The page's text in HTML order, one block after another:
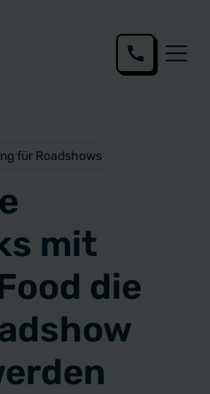
für Roadshows
mit
die